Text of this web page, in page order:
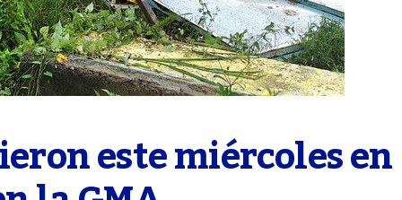
este miércoles en